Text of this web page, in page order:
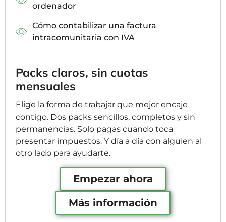
ordenador
Cómo contabilizar una factura
intracomunitaria con IVA
Packs claros, sin cuotas
mensuales
Elige la forma de trabajar que mejor encaje
contigo. Dos packs sencillos, completos y sin
permanencias. Solo pagas cuando toca
presentar impuestos. Y día a día con alguien al
otro lado para ayudarte.
Empezar ahora
Más información